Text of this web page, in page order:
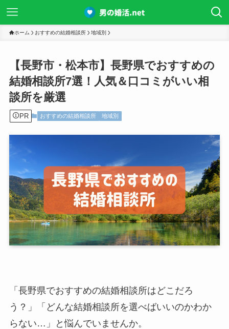
ホーム おすすめの結婚相談所 地域別
【長野市・松本市】長野県でおすすめの
結婚相談所7選！人気＆口コミがいい相
談所を厳選
PR おすすめの結婚相談所 地域別
「長野県でおすすめの結婚相談所はどこだろ
う？」「どんな結婚相談所を選べばいいのかわか
らない…」と悩んでいませんか。